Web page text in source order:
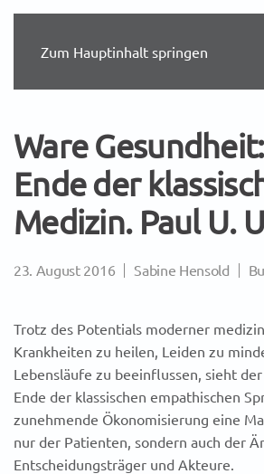
Zum Hauptinhalt springen
Ware
Ende der
Medizin. Paul U.
23. August 2016 Sabine Hensold
Trotz des Potentials moderner
Krankheiten zu heilen, Leiden zu
Lebensläufe zu beeinflussen, sieht
Ende der klassischen empathischen
zunehmende Ökonomisierung eine
nur der Patienten, sondern auch der
Entscheidungsträger und Akteure.